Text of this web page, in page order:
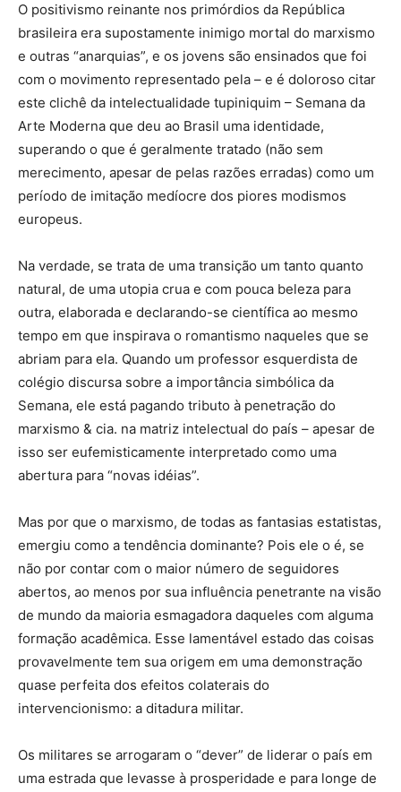
O positivismo reinante nos primórdios da República
brasileira era supostamente inimigo mortal do marxismo
e outras “anarquias”, e os jovens são ensinados que foi
com o movimento representado pela – e é doloroso citar
este clichê da intelectualidade tupiniquim – Semana da
Arte Moderna que deu ao Brasil uma identidade,
superando o que é geralmente tratado (não sem
merecimento, apesar de pelas razões erradas) como um
período de imitação medíocre dos piores modismos
europeus.
Na verdade, se trata de uma transição um tanto quanto
natural, de uma utopia crua e com pouca beleza para
outra, elaborada e declarando-se científica ao mesmo
tempo em que inspirava o romantismo naqueles que se
abriam para ela. Quando um professor esquerdista de
colégio discursa sobre a importância simbólica da
Semana, ele está pagando tributo à penetração do
marxismo & cia. na matriz intelectual do país – apesar de
isso ser eufemisticamente interpretado como uma
abertura para “novas idéias”.
Mas por que o marxismo, de todas as fantasias estatistas,
emergiu como a tendência dominante? Pois ele o é, se
não por contar com o maior número de seguidores
abertos, ao menos por sua influência penetrante na visão
de mundo da maioria esmagadora daqueles com alguma
formação acadêmica. Esse lamentável estado das coisas
provavelmente tem sua origem em uma demonstração
quase perfeita dos efeitos colaterais do
intervencionismo: a ditadura militar.
Os militares se arrogaram o “dever” de liderar o país em
uma estrada que levasse à prosperidade e para longe de